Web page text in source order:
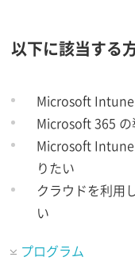
以下に該当する
Microsoft
Microsoft 365
Microsoft Intune
りたい
クラウドを利用
い
プログラム